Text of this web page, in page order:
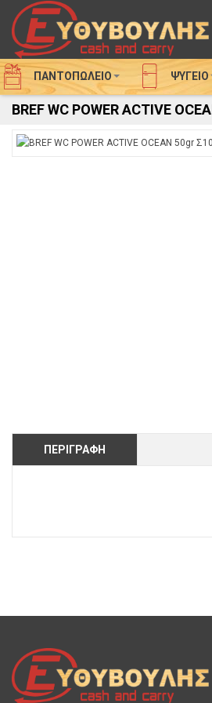
ΠΑΝΤΟΠΩΛΕΙΟ ΨΥΓΕΊΟ
BREF WC POWER ACTIVE
ΠΕΡΙΓΡΑΦΉ